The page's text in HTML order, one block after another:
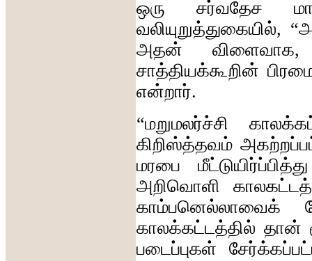
ஒரு சர்வதேச
வலியுறுத்துகையில், “
அதன்
விளைவாக
சாத்தியக்கூறின்
என்றார்.
“மறுமலர்ச்சி
கிறிஸ்த்தவம்
மரபை
மீட்டுயிர்ப்பித்து
அறிவொளி
காம்பனெல்லாவைக்
காலக்கட்டத்தில் தான்
படைப்புகள்